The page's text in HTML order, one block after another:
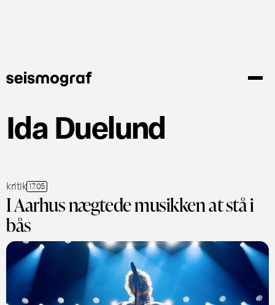
Ida Duelund
kritik 17.05
I Aarhus nægtede musikken at stå i
bås